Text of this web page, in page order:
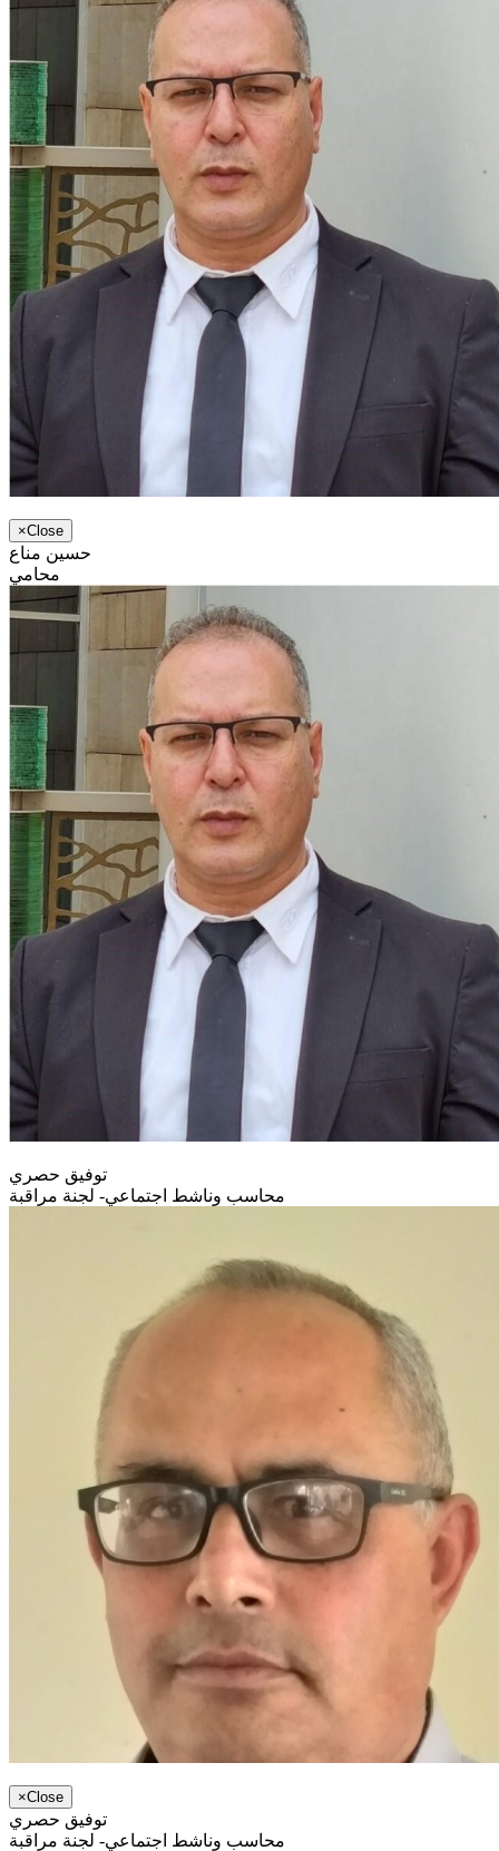
×Close
حسين مناع
محامي
توفيق حصري
محاسب وناشط اجتماعي- لجنة مراقبة
×Close
توفيق حصري
محاسب وناشط اجتماعي- لجنة مراقبة